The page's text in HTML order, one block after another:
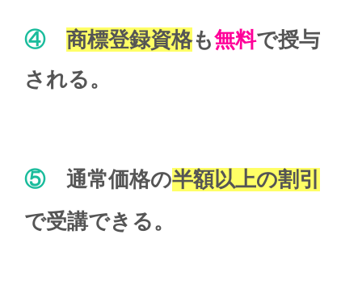
④ 商標登録資格も無料で授与
される。
⑤ 通常価格の半額以上の割引
で受講できる。